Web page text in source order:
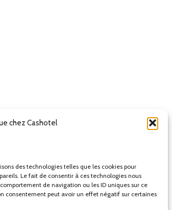
chez Cashotel
des technologies telles que les cookies pour
Le fait de consentir à ces technologies nous
de navigation ou les ID uniques sur ce
consentement peut avoir un effet négatif sur certaines